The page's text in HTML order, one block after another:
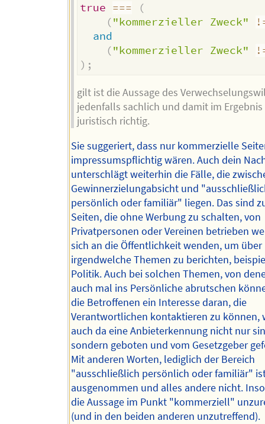
true ===
(
("kommerzieller Zweck"
and
("kommerzieller Zweck"
) ;
gilt ist die Aussage des
jedenfalls sachlich und damit im Ergebnis
juristisch richtig.
Sie suggeriert, dass nur kommerzielle
impressumspflichtig wären. Auch dein
unterschlägt weiterhin die Fälle, die
Gewinnerzielungabsicht und
persönlich oder familiär" liegen. Das sind
Seiten, die ohne Werbung zu schalten, von
Privatpersonen oder Vereinen betrieben
sich an die Öffentlichkeit wenden, um über
irgendwelche Themen zu berichten,
Politik. Auch bei solchen Themen, von
auch mal ins Persönliche abrutschen
die Betroffenen ein Interesse daran, die
Verantwortlichen kontaktieren zu können,
auch da eine Anbieterkennung nicht nur
sondern geboten und vom Gesetzgeber
Mit anderen Worten, lediglich der Bereich
"ausschließlich persönlich oder familiär"
ausgenommen und alles andere nicht.
die Aussage im Punkt "kommerziell"
(und in den beiden anderen unzutreffend).